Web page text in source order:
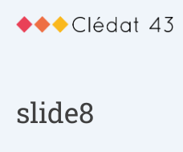
slide8